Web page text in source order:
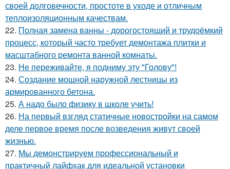
своей долговечности, простоте в уходе и отличным
теплоизоляционным качествам.
22. Полная замена ванны - дорогостоящий и трудоёмкий
процесс, который часто требует демонтажа плитки и
масштабного ремонта ванной комнаты.
23. Не переживайте, я подниму эту "Голову"!
24. Создание мощной наружной лестницы из
армированного бетона.
25. А надо было физику в школе учить!
26. На первый взгляд статичные новостройки на самом
деле первое время после возведения живут своей
жизнью.
27. Мы демонстрируем профессиональный и
практичный лайфхак для идеальной установки